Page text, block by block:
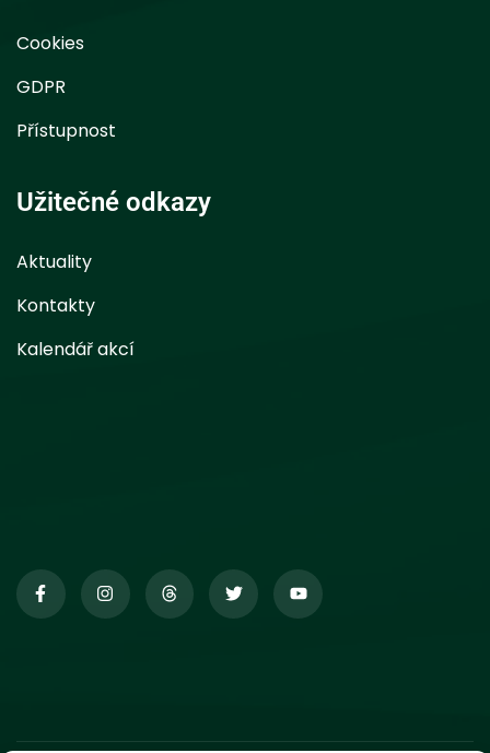
Cookies
GDPR
Přístupnost
Užitečné odkazy
Aktuality
Kontakty
Kalendář akcí